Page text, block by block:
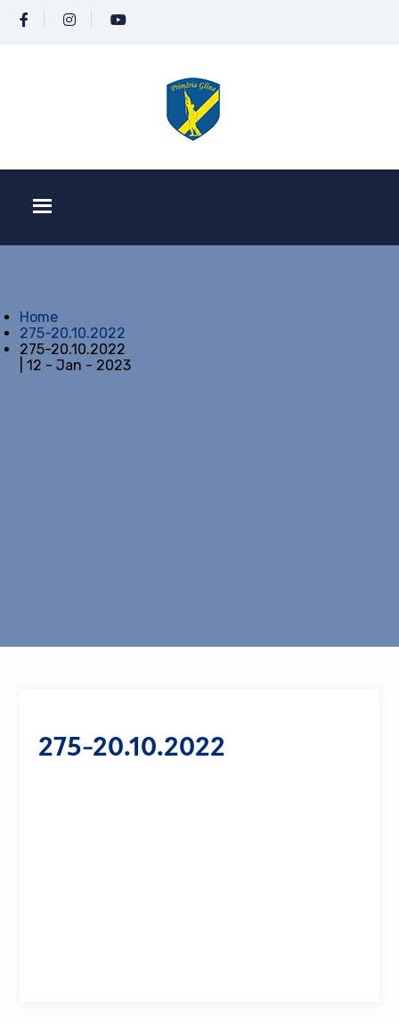
Home
275-20.10.2022
275-20.10.2022
| 12 - Jan - 2023
275-20.10.2022